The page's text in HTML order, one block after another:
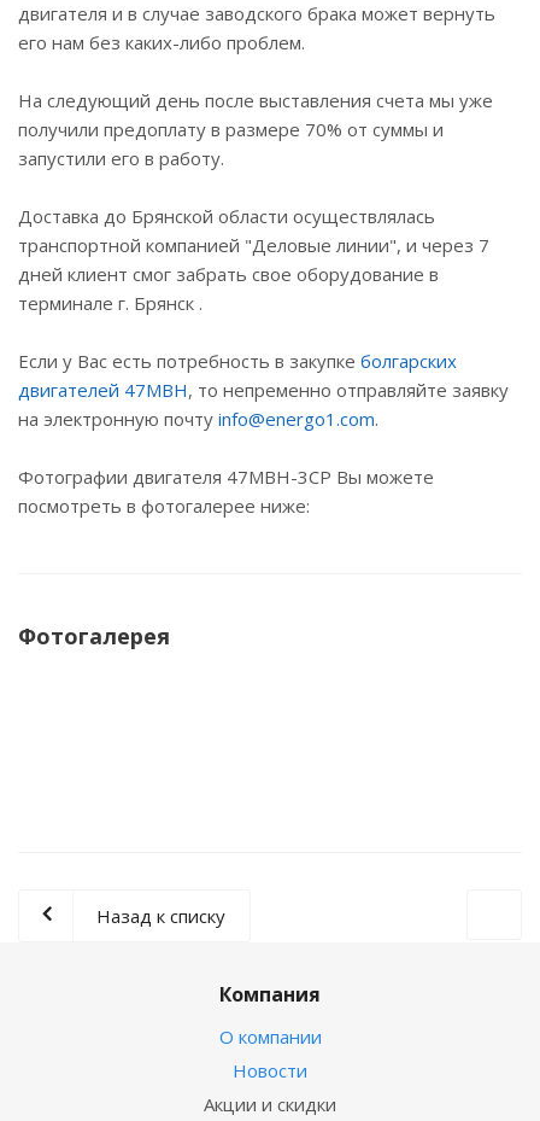
двигателя и в случае заводского брака может вернуть
его нам без каких-либо проблем.
На следующий день после выставления счета мы уже
получили предоплату в размере 70% от суммы и
запустили его в работу.
Доставка до Брянской области осуществлялась
транспортной компанией "Деловые линии", и через 7
дней клиент смог забрать свое оборудование в
терминале г. Брянск .
Если у Вас есть потребность в закупке болгарских
двигателей 47МВН, то непременно отправляйте заявку
на электронную почту info@energo1.com.
Фотографии двигателя 47МВН-3СР Вы можете
посмотреть в фотогалерее ниже:
Фотогалерея
Назад к списку
Компания
О компании
Новости
Акции и скидки